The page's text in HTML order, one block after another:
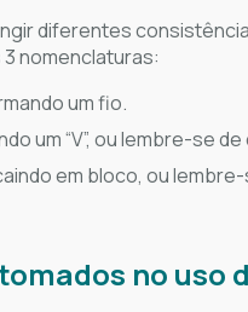
diferentes
nomenclaturas:
um fio.
um “V”, ou lembre-se
em bloco, ou
no uso